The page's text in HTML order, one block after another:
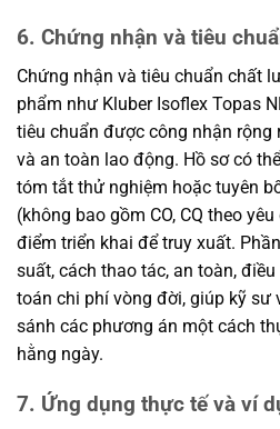
6. Chứng nhận và tiêu
Chứng nhận và tiêu chuẩn chất
phẩm như Kluber Isoflex Topas
tiêu chuẩn được công nhận rộng
và an toàn lao động. Hồ sơ có
tóm tắt thử nghiệm hoặc tuyên
(không bao gồm CO, CQ theo
điểm triển khai để truy xuất.
suất, cách thao tác, an toàn,
toán chi phí vòng đời, giúp kỹ sư
sánh các phương án một cách
hằng ngày.
7. Ứng dụng thực tế và ví